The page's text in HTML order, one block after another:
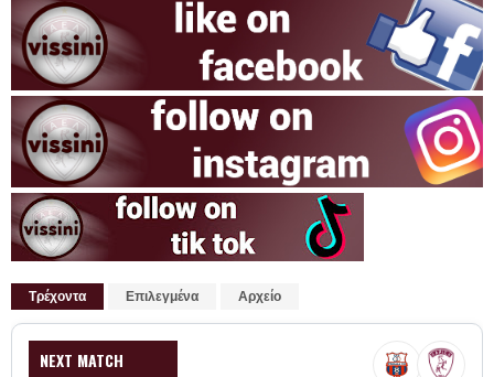
Τρέχοντα Επιλεγμένα Αρχείο
NEXT MATCH